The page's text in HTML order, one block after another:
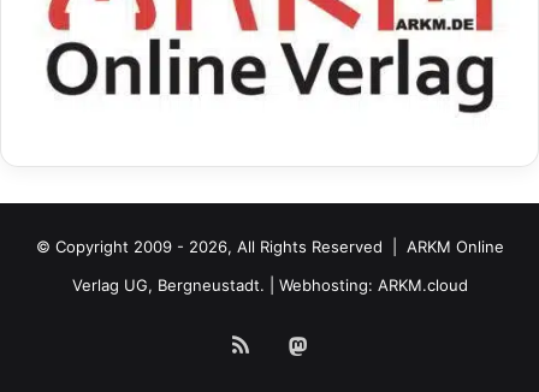
© Copyright 2009 - 2026, All Rights Reserved | ARKM Online
Verlag UG, Bergneustadt. | Webhosting: ARKM.cloud
RSS